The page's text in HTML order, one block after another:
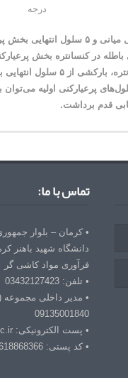
درجه
در کنسانتره بخش
و ترس از افزایش عیار
پرعیارکنی اولیه
قدم برداشت.
تماس با ما:
• کرمان – بلوار
دانشگاه شهید باهنر
فرآوری مواد کاشی گر
• تلفن: 03432127423
• مدیر داخلی مجموعه
09135001840
• پست الکترونیکی: info@kmpc.ir
• کد پستی: 7618868366